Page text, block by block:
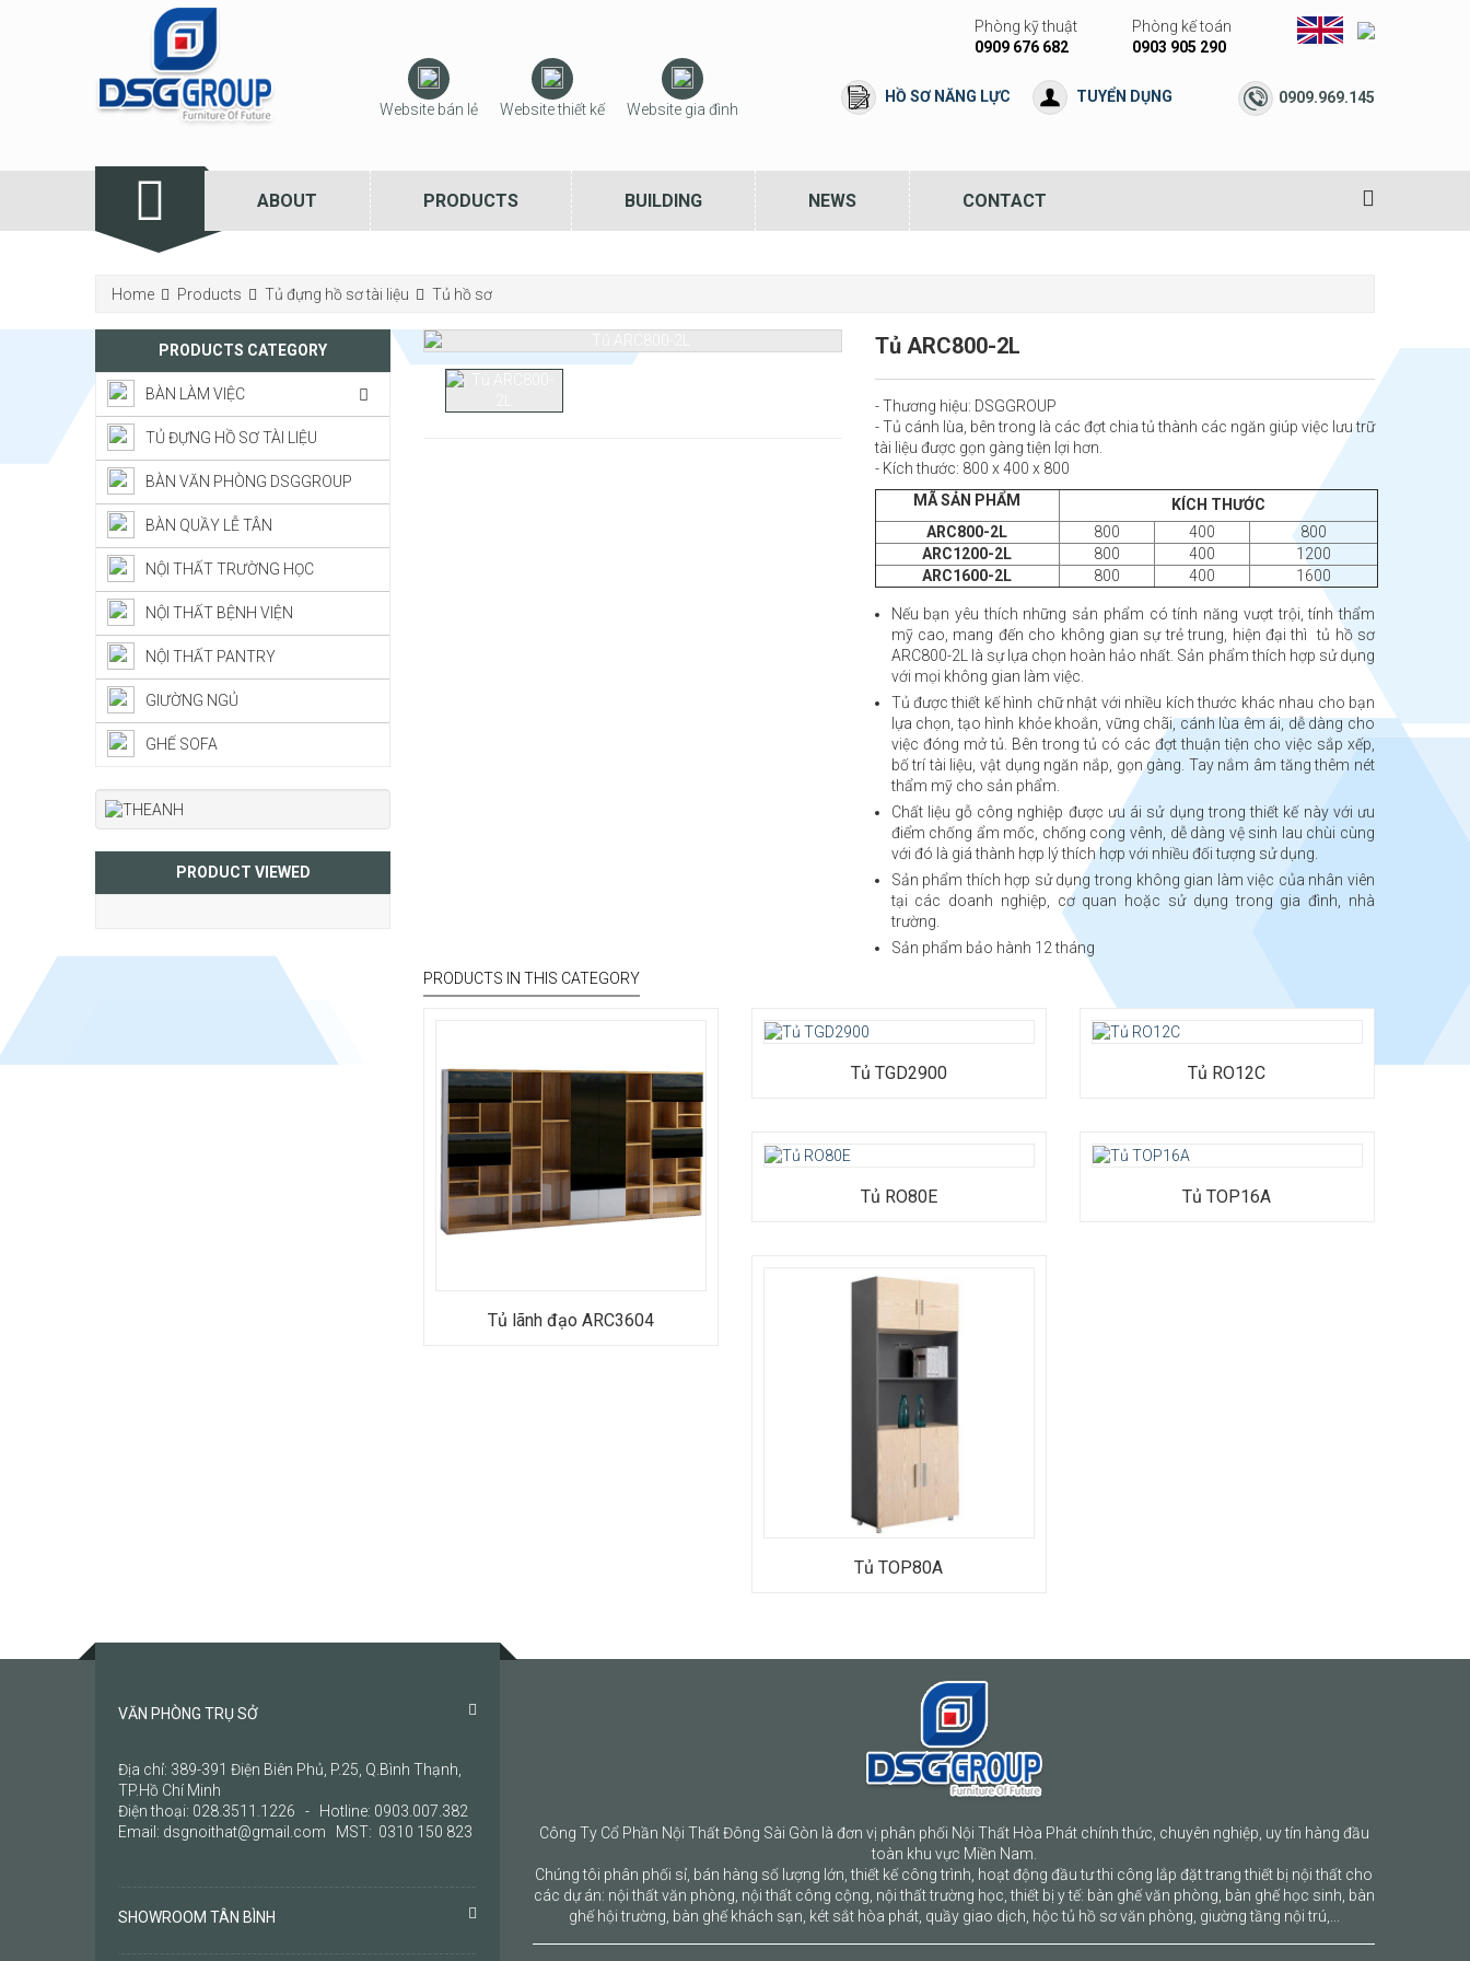
Phòng kỹ thuật
0909 676 682
Phòng kế toán
0903 905 290
0909.969.145
HỒ SƠ NĂNG LỰC TUYỂN DỤNG
Website bán lẻ Website thiết kế Website gia đình
ABOUT PRODUCTS BUILDING NEWS CONTACT
Home Products Tủ đựng hồ sơ tài liệu Tủ hồ sơ
Tủ ARC800-2L
- Thương hiệu: DSGGROUP
- Tủ cánh lùa, bên trong là các đợt chia tủ thành các ngăn giúp việc lưu trữ
tài liệu được gọn gàng tiện lợi hơn.
- Kích thước: 800 x 400 x 800
MÃ SẢN PHẨM
KÍCH THƯỚC
ARC800-2L
800 400
800
ARC1200-2L
800 400
1200
ARC1600-2L
800 400 1600
Nếu bạn yêu thích những sản phẩm có tính năng vượt trội, tính thẩm
mỹ cao, mang đến cho không gian sự trẻ trung, hiện đại thì tủ hồ sơ
ARC800-2L là sự lựa chọn hoàn hảo nhất. Sản phẩm thích hợp sử dụng
với mọi không gian làm việc.
Tủ được thiết kế hình chữ nhật với nhiều kích thước khác nhau cho bạn
lựa chọn, tạo hình khỏe khoắn, vững chãi, cánh lùa êm ái, dễ dàng cho
việc đóng mở tủ. Bên trong tủ có các đợt thuận tiện cho việc sắp xếp,
bố trí tài liệu, vật dụng ngăn nắp, gọn gàng. Tay nắm âm tăng thêm nét
thẩm mỹ cho sản phẩm.
Chất liệu gỗ công nghiệp được ưu ái sử dụng trong thiết kế này với ưu
điểm chống ẩm mốc, chống cong vênh, dễ dàng vệ sinh lau chùi cùng
với đó là giá thành hợp lý thích hợp với nhiều đối tượng sử dụng.
Sản phẩm thích hợp sử dụng trong không gian làm việc của nhân viên
tại các doanh nghiệp, cơ quan hoặc sử dụng trong gia đình, nhà
trường.
Sản phẩm bảo hành 12 tháng
PRODUCTS IN THIS CATEGORY
Tủ lãnh đạo ARC3604
Chất liệu: MFC phủ melamine
Kích thước: Rộng 2900 x Sâu 500 x Cao
Tủ TGD2900 Tủ RO12C
Tủ RO80E Tủ TOP16A
Tủ TOP80A
PRODUCTS CATEGORY
BÀN LÀM VIỆC
TỦ ĐỰNG HỒ SƠ TÀI LIỆU
BÀN VĂN PHÒNG DSGGROUP
BÀN QUẦY LỄ TÂN
NỘI THẤT TRƯỜNG HỌC
NỘI THẤT BỆNH VIỆN
NỘI THẤT PANTRY
GIƯỜNG NGỦ
GHẾ SOFA
PRODUCT VIEWED
VĂN PHÒNG TRỤ SỞ
Địa chỉ: 389-391 Điện Biên Phủ, P.25, Q.Bình Thạnh,
TP.Hồ Chí Minh
Điện thoại: 028.3511.1226 - Hotline: 0903.007.382
Email: dsgnoithat@gmail.com MST: 0310 150 823
SHOWROOM TÂN BÌNH
Công Ty Cổ Phần Nội Thất Đông Sài Gòn là đơn vị phân phối Nội Thất Hòa Phát chính thức, chuyên nghiệp, uy tín hàng đầu
toàn khu vực Miền Nam.
Chúng tôi phân phối sỉ, bán hàng số lượng lớn, thiết kế công trình, hoạt động đầu tư thi công lắp đặt trang thiết bị nội thất cho
các dự án: nội thất văn phòng, nội thất công cộng, nội thất trường học, thiết bị y tế: bàn ghế văn phòng, bàn ghế học sinh, bàn
ghế hội trường, bàn ghế khách sạn, két sắt hòa phát, quầy giao dịch, hộc tủ hồ sơ văn phòng, giường tầng nội trú,...